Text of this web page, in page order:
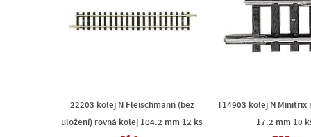
22203 kolej N Fleischmann (bez
uložení) rovná kolej 104.2 mm 12 ks
T14903 kolej N Minitrix
17.2 mm 10